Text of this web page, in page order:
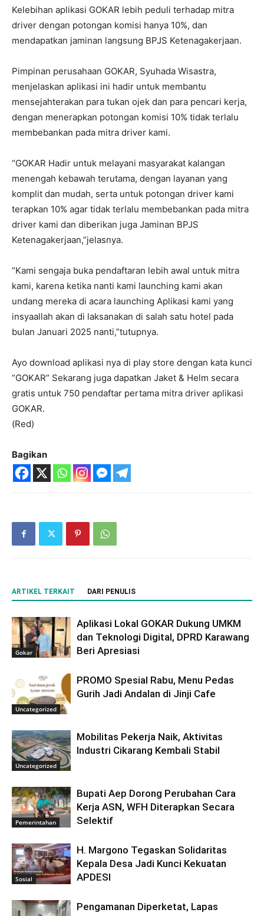
Kelebihan aplikasi GOKAR lebih peduli terhadap mitra
driver dengan potongan komisi hanya 10%, dan
mendapatkan jaminan langsung BPJS Ketenagakerjaan.
Pimpinan perusahaan GOKAR, Syuhada Wisastra,
menjelaskan aplikasi ini hadir untuk membantu
mensejahterakan para tukan ojek dan para pencari kerja,
dengan menerapkan potongan komisi 10% tidak terlalu
membebankan pada mitra driver kami.
“GOKAR Hadir untuk melayani masyarakat kalangan
menengah kebawah terutama, dengan layanan yang
komplit dan mudah, serta untuk potongan driver kami
terapkan 10% agar tidak terlalu membebankan pada mitra
driver kami dan diberikan juga Jaminan BPJS
Ketenagakerjaan,”jelasnya.
“Kami sengaja buka pendaftaran lebih awal untuk mitra
kami, karena ketika nanti kami launching kami akan
undang mereka di acara launching Aplikasi kami yang
insyaallah akan di laksanakan di salah satu hotel pada
bulan Januari 2025 nanti,”tutupnya.
Ayo download aplikasi nya di play store dengan kata kunci
“GOKAR” Sekarang juga dapatkan Jaket & Helm secara
gratis untuk 750 pendaftar pertama mitra driver aplikasi
GOKAR.
(Red)
Bagikan
ARTIKEL TERKAIT DARI PENULIS
Gokar
Aplikasi Lokal GOKAR Dukung UMKM
dan Teknologi Digital, DPRD Karawang
Beri Apresiasi
Uncategorized
PROMO Spesial Rabu, Menu Pedas
Gurih Jadi Andalan di Jinji Cafe
Uncategorized
Mobilitas Pekerja Naik, Aktivitas
Industri Cikarang Kembali Stabil
Pemerintahan
Bupati Aep Dorong Perubahan Cara
Kerja ASN, WFH Diterapkan Secara
Selektif
Sosial
H. Margono Tegaskan Solidaritas
Kepala Desa Jadi Kunci Kekuatan
APDESI
Pengamanan Diperketat, Lapas